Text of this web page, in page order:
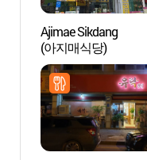
Ajimae Sikdang
(아지매식당)